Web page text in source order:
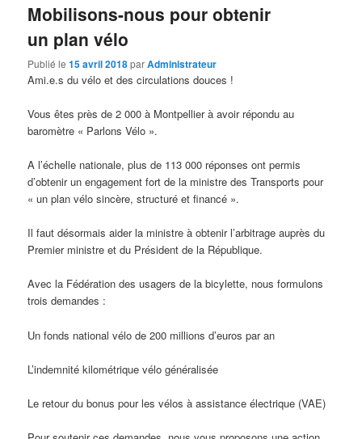
Mobilisons-nous pour obtenir
un plan vélo
Publié le15 avril 2018parAdministrateur
Ami.e.s du vélo et des circulations douces !
Vous êtes près de 2 000 à Montpellier à avoir répondu au
baromètre « Parlons Vélo ».
A l’échelle nationale, plus de 113 000 réponses ont permis
d’obtenir un engagement fort de la ministre des Transports pour
« un plan vélo sincère, structuré et financé ».
Il faut désormais aider la ministre à obtenir l’arbitrage auprès du
Premier ministre et du Président de la République.
Avec la Fédération des usagers de la bicylette, nous formulons
trois demandes :
Un fonds national vélo de 200 millions d’euros par an
L’indemnité kilométrique vélo généralisée
Le retour du bonus pour les vélos à assistance électrique (VAE)